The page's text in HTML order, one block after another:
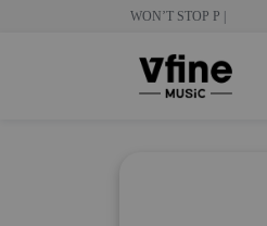
WON’T STOP PLAYING